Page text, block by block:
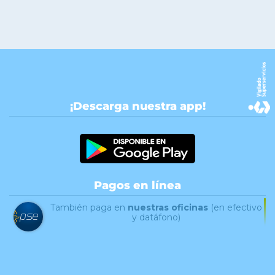
¡Descarga nuestra app!
Pagos en línea
También paga en nuestras oficinas(en efectivo
y datáfono)